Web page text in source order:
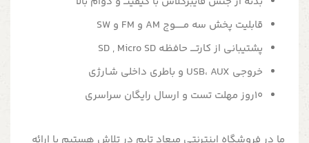
قابلیت پخش سه مــــــوج AM و FM و SW
پشتیبانی از کارتــــ حافظـه SD , Micro SD
خروجی USB، AUX و باطری داخلی شـارژی
10روز مهلت تست و ارسال رایگان سراسری